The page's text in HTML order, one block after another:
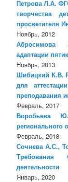
Петрова Л.А.
творчества
просветителя
Ноябрь, 2012
Абросимова
адаптации
Ноябрь, 2013
Шибицкий К.В.
для
преподавания
Февраль, 2017
Воробьева
регионального
Февраль, 2018
Сочнева А.С.,
деятельности
Январь, 2020